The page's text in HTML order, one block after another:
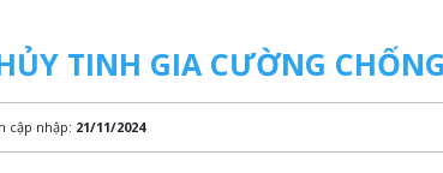
TINH GIA CƯỜNG
cập nhập: 21/11/2024